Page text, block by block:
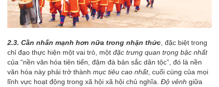
2.3. Cần nhấn mạnh hơn nữa trong nhận thức, đặc biệt trong
chỉ đạo thực hiện một vai trò, một đặc trưng quan trọng bậc nhất
của “nền văn hóa tiên tiến, đậm đà bản sắc dân tộc”, đó là nền
văn hóa này phải trở thành mục tiêu cao nhất, cuối cùng của mọi
lĩnh vực hoạt động trong xã hội xã hội chủ nghĩa. Độ vênh giữa